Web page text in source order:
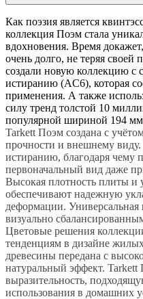
Как поэзия является
коллекция Поэм стала
вдохновения. Время
очень долго, не теряя
создали новую коллекцию с
истиранию (AC6), которая
применения. А также
силу тренд толстой 10
популярной шириной 194
Tarkett Поэм создана с
прочности и внешнему
истиранию, благодаря чему
первоначальный вид даже
Высокая плотность плиты и
обеспечивают надежную
деформации.
визуально
Цветовые решения
тенденциям в дизайне
древесины передана с
натуральный эффект. Tarkett
выразительность,
использования в домашних